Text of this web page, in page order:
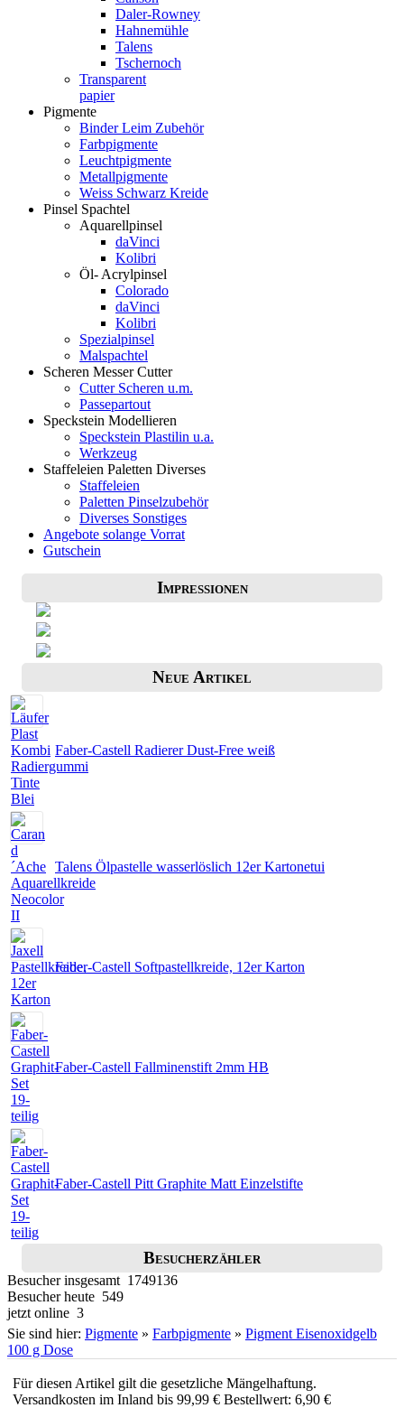
Daler-Rowney
Hahnemühle
Talens
Tschernoch
Transparent
papier
Pigmente
Binder Leim Zubehör
Farbpigmente
Leuchtpigmente
Metallpigmente
Weiss Schwarz Kreide
Pinsel Spachtel
Aquarellpinsel
daVinci
Kolibri
Öl- Acrylpinsel
Colorado
daVinci
Kolibri
Spezialpinsel
Malspachtel
Scheren Messer Cutter
Cutter Scheren u.m.
Passepartout
Speckstein Modellieren
Speckstein Plastilin u.a.
Werkzeug
Staffeleien Paletten Diverses
Staffeleien
Paletten Pinselzubehör
Diverses Sonstiges
Angebote solange Vorrat
Gutschein
Impressionen
Neue Artikel
Faber-Castell Radierer Dust-Free weiß
Talens Ölpastelle wasserlöslich 12er Kartonetui
Faber-Castell Softpastellkreide, 12er Karton
Faber-Castell Fallminenstift 2mm HB
Faber-Castell Pitt Graphite Matt Einzelstifte
Besucherzähler
Besucher insgesamt 1749136
Besucher heute 549
jetzt online 3
Sie sind hier: Pigmente » Farbpigmente » Pigment Eisenoxidgelb
100 g Dose
Für diesen Artikel gilt die gesetzliche Mängelhaftung.
Versandkosten im Inland bis 99,99 € Bestellwert: 6,90 €